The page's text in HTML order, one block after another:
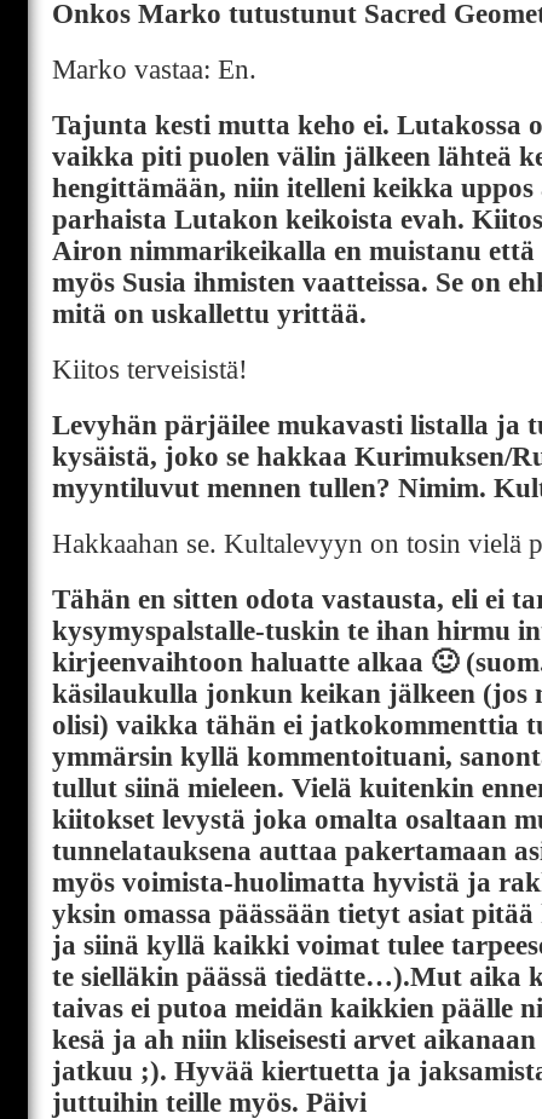
Onkos Marko tutustunut Sacred
Marko vastaa: En.
Tajunta kesti mutta keho ei. Lutakossa
vaikka piti puolen välin jälkeen lähteä
hengittämään, niin itelleni keikka
parhaista Lutakon keikoista evah.
Airon nimmarikeikalla en muistanu että
myös Susia ihmisten vaatteissa. Se on
mitä on uskallettu yrittää.
Kiitos terveisistä!
Levyhän pärjäilee mukavasti listalla ja
kysäistä, joko se hakkaa Kurimuksen/
myyntiluvut mennen tullen? Nimim.
Hakkaahan se. Kultalevyyn on tosin vielä
Tähän en sitten odota vastausta, eli ei
kysymyspalstalle-tuskin te ihan hirmu
kirjeenvaihtoon haluatte alkaa 🙂
käsilaukulla jonkun keikan jälkeen (jos
olisi) vaikka tähän ei jatkokommenttia
ymmärsin kyllä kommentoituani,
tullut siinä mieleen. Vielä kuitenkin
kiitokset levystä joka omalta osaltaan
tunnelatauksena auttaa pakertamaan
myös voimista-huolimatta hyvistä ja
yksin omassa päässään tietyt asiat
ja siinä kyllä kaikki voimat tulee
te sielläkin päässä tiedätte…).Mut aika
taivas ei putoa meidän kaikkien päälle
kesä ja ah niin kliseisesti arvet
jatkuu ;). Hyvää kiertuetta ja
juttuihin teille myös. Päivi